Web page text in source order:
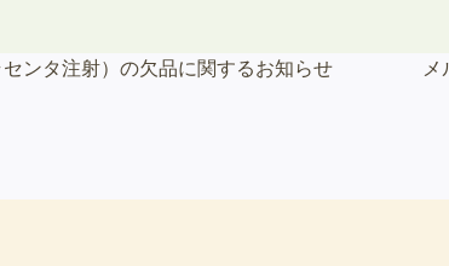
ンタ注射）の欠品に関するお知らせ